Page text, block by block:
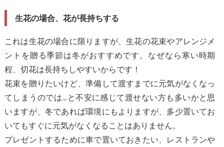
生花の場合、花が長持ちする
これは生花の場合に限りますが、生花の花束やアレンジメ
ントを贈る季節は冬がおすすめです。なぜなら寒い時期
程、切花は長持ちしやすいからです！
花束を贈りたいけど、準備して渡すまでに元気がなくなっ
てしまうのでは…と不安に感じて渡せない方も多いかと思
いますが、冬であれば環境にもよりますが、多少置いてお
いてもすぐに元気がなくなることはありません。
プレゼントするために車で置いておきたい、レストランや